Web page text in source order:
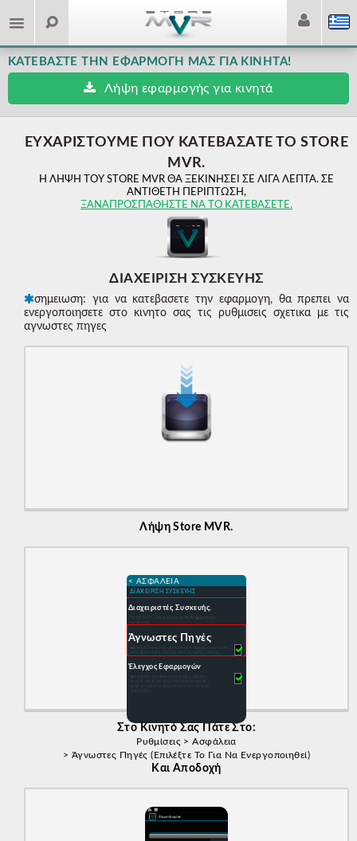
ΚΑΤΕΒΆΣΤΕ ΤΗΝ ΕΦΑΡΜΟΓΉ ΜΑΣ ΓΙΑ ΚΙΝΗΤΆ!
Λήψη εφαρμογής για κινητά
ΕΥΧΑΡΙΣΤΟΎΜΕ ΠΟΥ ΚΑΤΕΒΆΣΑΤΕ ΤΟ STORE
MVR.
Η ΛΉΨΗ ΤΟΥ STORE MVR ΘΑ ΞΕΚΙΝΉΣΕΙ ΣΕ ΛΊΓΑ ΛΕΠΤΆ. ΣΕ
ΑΝΤΊΘΕΤΗ ΠΕΡΊΠΤΩΣΗ,
ΞΑΝΑΠΡΟΣΠΑΘΉΣΤΕ ΝΑ ΤΟ ΚΑΤΕΒΆΣΕΤΕ.
ΔΙΑΧΕΙΡΙΣΗ ΣΥΣΚΕΥΗΣ
σημειωση: για να κατεβασετε την εφαρμογη, θα πρεπει να
ενεργοποιησετε στο κινητο σας τις ρυθμισεις σχετικα με τις
αγνωστες πηγες
Λήψη Store MVR.
< ΑΣΦΆΛΕΙΑ
ΔΙΑΧΕΙΡΙΣΗ ΣΥΣΚΕΥΗΣ
Διαχειριστές Συσκευής.
Προβολή ή απενεργοποίηση διαχειριστών
Άγνωστες Πηγές
Να επιτρέπεται η εγκατάσταση εφαρμογών τόσο
Έλεγχος Εφαρμογών
Να γίνεται αποκλεισμός ή να λαμβάνω
Στο Κινητό Σας Πάτε Στο:
Ρυθμίσεις > Ασφάλεια
> Άγνωστες Πηγές (επιλέξτε Το Για Να Ενεργοποιηθεί)
Και Αποδοχή